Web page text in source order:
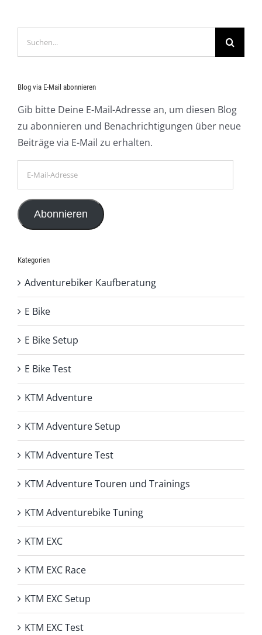
Blog via E-Mail abonnieren
Gib bitte Deine E-Mail-Adresse an, um diesen Blog
zu abonnieren und Benachrichtigungen über neue
Beiträge via E-Mail zu erhalten.
Adresse
Abonnieren
Kategorien
Adventurebiker Kaufberatung
E Bike
E Bike Setup
E Bike Test
KTM Adventure
KTM Adventure Setup
KTM Adventure Test
KTM Adventure Touren und Trainings
KTM Adventurebike Tuning
KTM EXC
KTM EXC Race
KTM EXC Setup
KTM EXC Test